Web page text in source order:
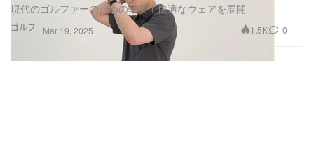
ゴルフ
現代のゴルファーのための軽量で快適なウェアを展開
Mar 19, 2025 1.5K 0